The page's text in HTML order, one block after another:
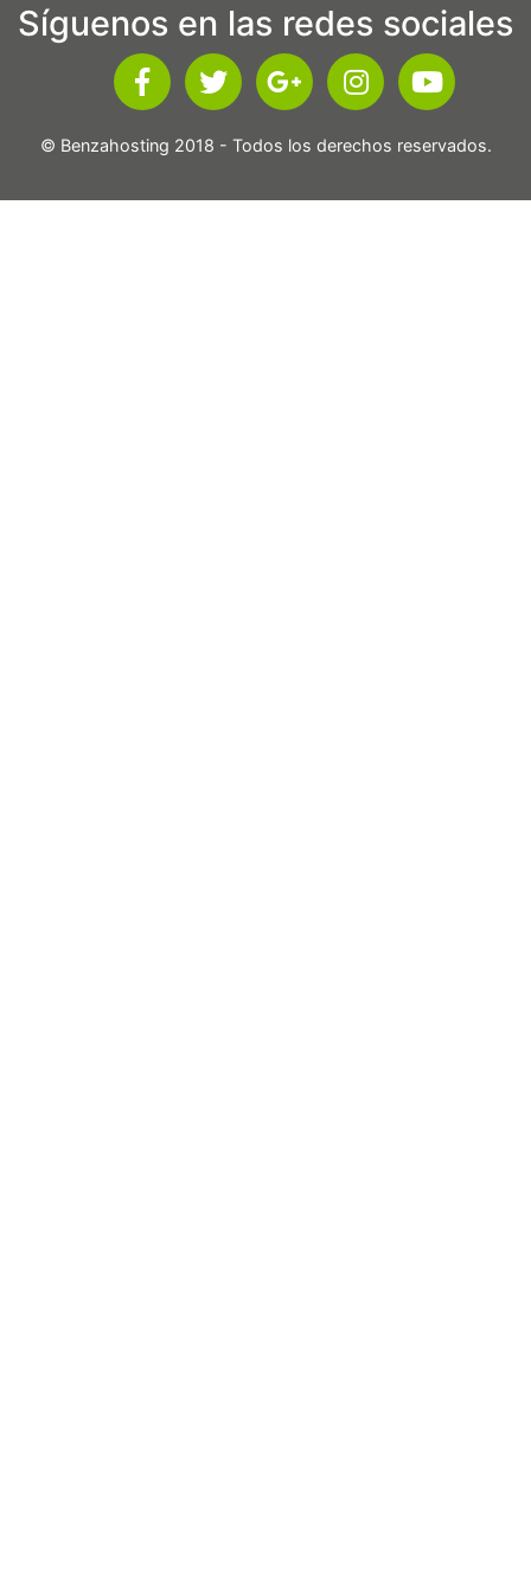
Síguenos en las redes sociales
© Benzahosting 2018 - Todos los derechos reservados.